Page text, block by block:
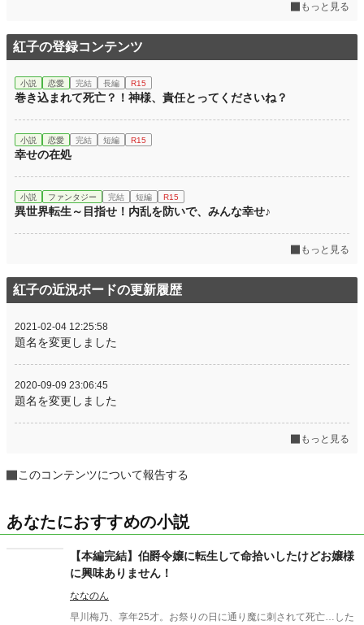
もっと見る
紅子の登録コンテンツ
小説 恋愛 完結 長編 R15
巻き込まれて死亡？！神様、責任とってくださいね？
小説 恋愛 完結 短編 R15
幸せの在処
小説 ファンタジー 完結 短編 R15
異世界転生～目指せ！内乱を防いで、みんな幸せ♪
もっと見る
紅子の近況ボードの更新履歴
2021-02-04 12:25:58
題名を変更しました
2020-09-09 23:06:45
題名を変更しました
もっと見る
このコンテンツについて報告する
あなたにおすすめの小説
【本編完結】伯爵令嬢に転生して命拾いしたけどお嬢様
に興味ありません！
ななのん
早川梅乃、享年25才。お祭りの日に通り魔に刺されて死亡…した